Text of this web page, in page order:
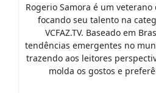
Rogerio Samora é um
focando seu talento na
VCFAZ.TV. Baseado em
tendências emergentes no
trazendo aos leitores
molda os gostos e